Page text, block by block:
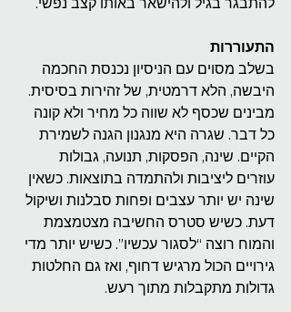
התעוררות
בשלב מסוים עם הניסיון נכנסת החכמה
היבשה, הלא דרמטית, של זהירות בסיסית.
מבינים שכסף לא שווה כל מחיר ולא קונה
כל דבר. שגרה היא מנגנון הגנה לשמירת
הקיים. שינה, הפסקות, תנועה, גבולות
עוזרים ליציבות ולהתמדה בתוצאות. כשאין
שינה יש יותר עצבים ופחות סבלנות ושיקול
דעת. כשיש סטרס החשיבה מצטמצמת
והמוח רוצה “לסגור עכשיו”. כשיש יותר מדי
גירויים הכול מרגיש דחוף, ואז גם החלטות
גדולות מתקבלות מתוך רעש.